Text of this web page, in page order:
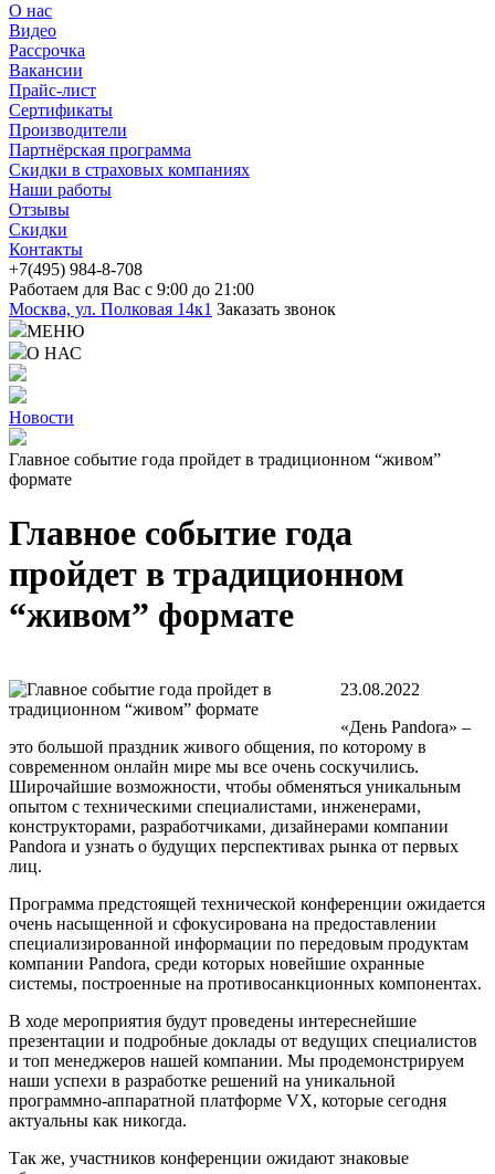
О нас
Видео
Рассрочка
Вакансии
Прайс-лист
Сертификаты
Производители
Партнёрская программа
Скидки в страховых компаниях
Наши работы
Отзывы
Скидки
Контакты
+7(495) 984-8-708
Работаем для Вас с 9:00 до 21:00
Москва, ул. Полковая 14к1 Заказать звонок
МЕНЮ
О НАС
Новости
Главное событие года пройдет в традиционном “живом”
формате
Главное событие года
пройдет в традиционном
“живом” формате
23.08.2022
«День Pandora» –
это большой праздник живого общения, по которому в
современном онлайн мире мы все очень соскучились.
Широчайшие возможности, чтобы обменяться уникальным
опытом с техническими специалистами, инженерами,
конструкторами, разработчиками, дизайнерами компании
Pandora и узнать о будущих перспективах рынка от первых
лиц.
Программа предстоящей технической конференции ожидается
очень насыщенной и сфокусирована на предоставлении
специализированной информации по передовым продуктам
компании Pandora, среди которых новейшие охранные
системы, построенные на противосанкционных компонентах.
В ходе мероприятия будут проведены интереснейшие
презентации и подробные доклады от ведущих специалистов
и топ менеджеров нашей компании. Мы продемонстрируем
наши успехи в разработке решений на уникальной
программно-аппаратной платформе VX, которые сегодня
актуальны как никогда.
Так же, участников конференции ожидают знаковые